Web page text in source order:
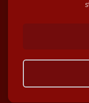
© GazetteSports -